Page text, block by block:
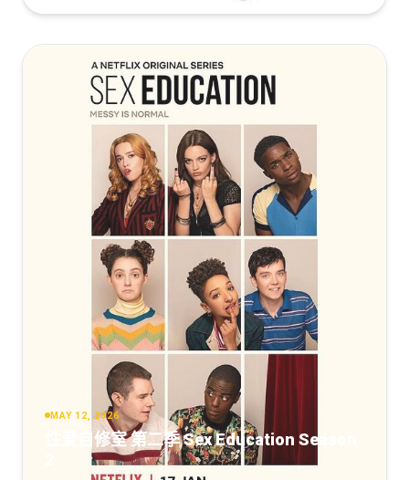
MAY 12, 2026
性爱自修室 第二季 Sex Education Season